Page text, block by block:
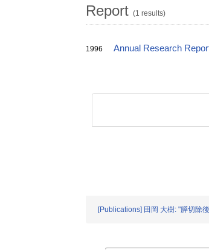
Report (1 results)
1996 Annual Research
[Publications] 田岡 大樹: "膵切除